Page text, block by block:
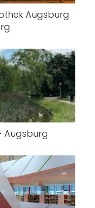
Augsburg
Augsburg